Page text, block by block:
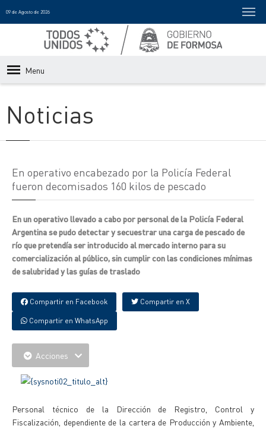
09 de Agosto de 2026
Menu
Noticias
En operativo encabezado por la Policía Federal
fueron decomisados 160 kilos de pescado
En un operativo llevado a cabo por personal de la Policía Federal
Argentina se pudo detectar y secuestrar una carga de pescado de
río que pretendía ser introducido al mercado interno para su
comercialización al público, sin cumplir con las condiciones mínimas
de salubridad y las guías de traslado
Compartir en Facebook Compartir en X
Compartir en WhatsApp
Acciones
Personal técnico de la Dirección de Registro, Control y
Fiscalización, dependiente de la cartera de Producción y Ambiente,